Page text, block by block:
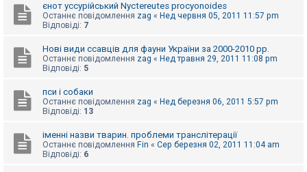
м
г
єнот уссурійський Nyctereutes procyonoides
Останнє повідомлення zag « Нед червня 05, 2011 11:57 pm
Відповіді: 7
Нові види ссавців для фауни України за 2000-2010 рр.
Останнє повідомлення zag « Нед травня 29, 2011 11:08 pm
Відповіді: 5
пси і собаки
Останнє повідомлення zag « Нед березня 06, 2011 5:57 pm
Відповіді: 13
іменні назви тварин. проблеми транслітерації
Останнє повідомлення Fin « Сер березня 02, 2011 11:04 am
Відповіді: 6